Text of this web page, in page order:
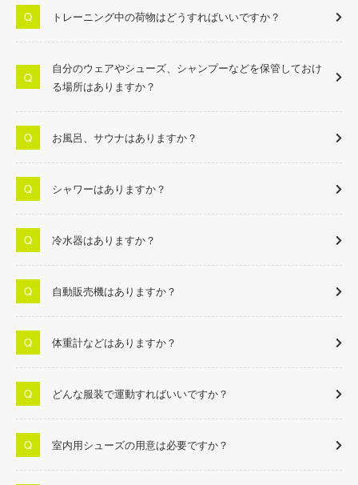
トレーニング中の荷物はどうすればいいですか？
自分のウェアやシューズ、シャンプーなどを保管しておけ
る場所はありますか？
お風呂、サウナはありますか？
シャワーはありますか？
冷水器はありますか？
自動販売機はありますか？
体重計などはありますか？
どんな服装で運動すればいいですか？
室内用シューズの用意は必要ですか？